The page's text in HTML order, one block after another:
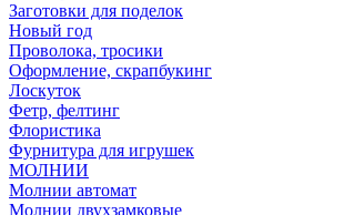
Заготовки для поделок
Новый год
Проволока, тросики
Оформление, скрапбукинг
Лоскуток
Фетр, фелтинг
Флористика
Фурнитура для игрушек
МОЛНИИ
Молнии автомат
Молнии двухзамковые